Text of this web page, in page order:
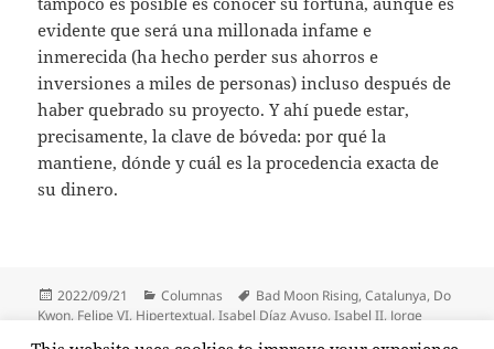
evidente que será una millonada infame e
inmerecida (ha hecho perder sus ahorros e
inversiones a miles de personas) incluso después de
haber quebrado su proyecto. Y ahí puede estar,
precisamente, la clave de bóveda: por qué la
mantiene, dónde y cuál es la procedencia exacta de
su dinero.
Publicado
el
2022/09/21 Categorías
Columnas Etiquetas
Bad Moon Rising,Catalunya, Do
Kwon, Felipe VI, Hipertextual,Isabel Díaz Ayuso,Isabel II, Jorge